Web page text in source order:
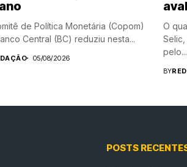
de Política Monetária (Copom)
Central (BC) reduziu nesta...
05/08/2026
O
pelo...
BY
POSTS